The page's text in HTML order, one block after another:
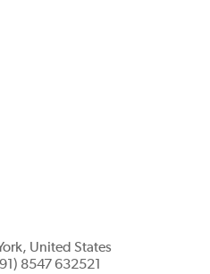
United States
8547 632521